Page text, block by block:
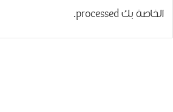
الخاصة بك processed
.